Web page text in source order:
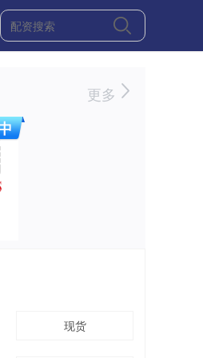
更多
现货